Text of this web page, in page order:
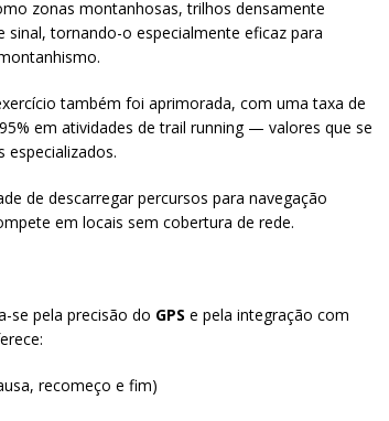
zonas montanhosas, trilhos densamente
tornando-o especialmente eficaz para
também foi aprimorada, com uma taxa de
em atividades de trail running — valores que se
de descarregar percursos para navegação
em locais sem cobertura de rede.
se pela precisão do GPS e pela integração com
recomeço e fim)